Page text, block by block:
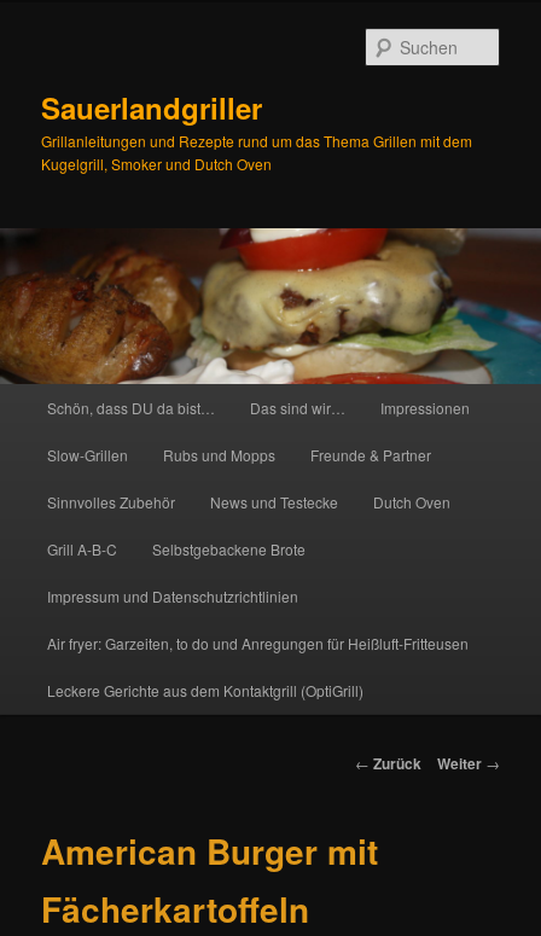
Sauerlandgriller
Grillanleitungen und Rezepte rund um das Thema Grillen mit dem
Kugelgrill, Smoker und Dutch Oven
Schön, dass DU da bist… Das sind wir… Impressionen
Slow-Grillen Rubs und Mopps Freunde & Partner
Sinnvolles Zubehör News und Testecke Dutch Oven
Grill A-B-C Selbstgebackene Brote
Impressum und Datenschutzrichtlinien
Air fryer: Garzeiten, to do und Anregungen für Heißluft-Fritteusen
Leckere Gerichte aus dem Kontaktgrill (OptiGrill)
Beitrags-
← Zurück Weiter →
American Burger mit
Fächerkartoffeln